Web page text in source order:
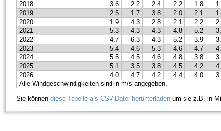
2018
3.6 2.2 2.4 2.2 1.8
2019
2.5 1.7 3.8 2.0 2.1
2020
1.9 4.3 2.8 2.1 2.2
2021
5.3 4.3 4.3 4.8 5.2
2022
4.7 6.3 4.3 5.2 3.9
2023
5.4 4.6 5.3 4.6 4.7
2024
5.5 4.5 4.6 4.8 3.8
2025
5.1 3.5 3.8 4.5 4.2
2026
4.0 4.7 4.2 4.4 4.0
Alle Windgeschwindigkeiten sind in m/s angegeben.
Sie können diese Tabelle als CSV-Datei herunterladen um sie z.B. in